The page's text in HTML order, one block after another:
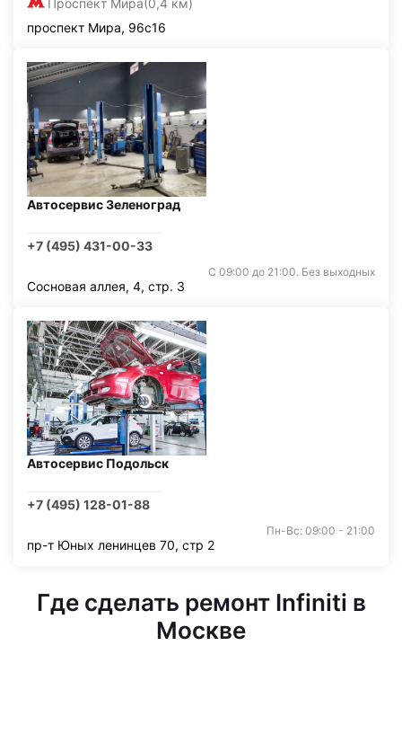
Проспект Мира(0,4 км)
проспект Мира, 96с16
Автосервис Зеленоград
+7 (495) 431-00-33
С 09:00 до 21:00. Без выходных
Сосновая аллея, 4, стр. 3
Автосервис Подольск
+7 (495) 128-01-88
Пн-Вс: 09:00 - 21:00
пр-т Юных ленинцев 70, стр 2
Где сделать ремонт Infiniti в
Москве